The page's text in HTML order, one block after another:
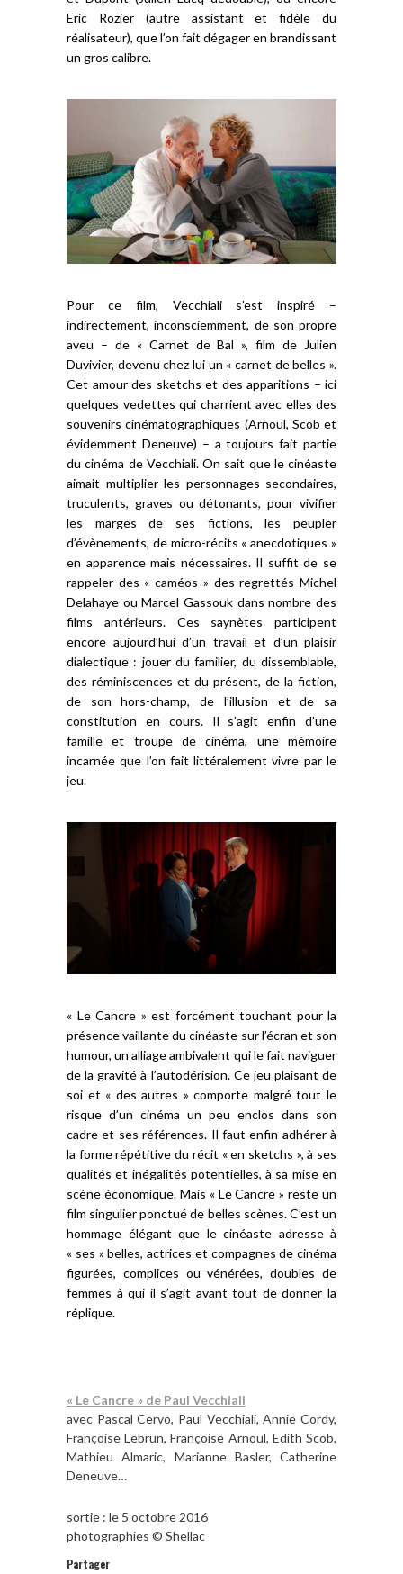
Eric Rozier (autre assistant et fidèle du
réalisateur), que l’on fait dégager en brandissant
un gros calibre.
Pour ce film, Vecchiali s’est inspiré –
indirectement, inconsciemment, de son propre
aveu – de « Carnet de Bal », film de Julien
Duvivier, devenu chez lui un « carnet de belles ».
Cet amour des sketchs et des apparitions – ici
quelques vedettes qui charrient avec elles des
souvenirs cinématographiques (Arnoul, Scob et
évidemment Deneuve) – a toujours fait partie
du cinéma de Vecchiali. On sait que le cinéaste
aimait multiplier les personnages secondaires,
truculents, graves ou détonants, pour vivifier
les marges de ses fictions, les peupler
d’évènements, de micro-récits « anecdotiques »
en apparence mais nécessaires. Il suffit de se
rappeler des « caméos » des regrettés Michel
Delahaye ou Marcel Gassouk dans nombre des
films antérieurs. Ces saynètes participent
encore aujourd’hui d’un travail et d’un plaisir
dialectique : jouer du familier, du dissemblable,
des réminiscences et du présent, de la fiction,
de son hors-champ, de l’illusion et de sa
constitution en cours. Il s’agit enfin d’une
famille et troupe de cinéma, une mémoire
incarnée que l’on fait littéralement vivre par le
jeu.
« Le Cancre » est forcément touchant pour la
présence vaillante du cinéaste sur l’écran et son
humour, un alliage ambivalent qui le fait naviguer
de la gravité à l’autodérision. Ce jeu plaisant de
soi et « des autres » comporte malgré tout le
risque d’un cinéma un peu enclos dans son
cadre et ses références. Il faut enfin adhérer à
la forme répétitive du récit « en sketchs », à ses
qualités et inégalités potentielles, à sa mise en
scène économique. Mais « Le Cancre » reste un
film singulier ponctué de belles scènes. C’est un
hommage élégant que le cinéaste adresse à
« ses » belles, actrices et compagnes de cinéma
figurées, complices ou vénérées, doubles de
femmes à qui il s’agit avant tout de donner la
réplique.
« Le Cancre » de Paul Vecchiali
avec Pascal Cervo, Paul Vecchiali, Annie Cordy,
Françoise Lebrun, Françoise Arnoul, Edith Scob,
Mathieu Almaric, Marianne Basler, Catherine
Deneuve…
sortie : le 5 octobre 2016
photographies © Shellac
Partager